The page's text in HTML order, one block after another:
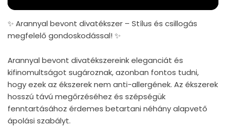
✨ Arannyal bevont divatékszer – Stílus és csillogás
megfelelő gondoskodással! ✨
Arannyal bevont divatékszereink eleganciát és
kifinomultságot sugároznak, azonban fontos tudni,
hogy ezek az ékszerek nem anti-allergének. Az ékszerek
hosszú távú megőrzéséhez és szépségük
fenntartásához érdemes betartani néhány alapvető
ápolási szabályt.